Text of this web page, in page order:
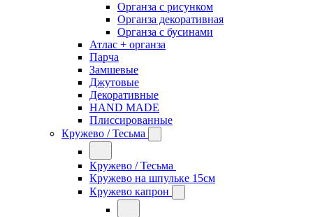
Органза с рисунком
Органза декоративная
Органза с бусинами
Атлас + органза
Парча
Замшевые
Джутовые
Декоративные
HAND MADE
Плиссированные
Кружево / Тесьма
Кружево / Тесьма
Кружево на шпульке 15см
Кружево капрон